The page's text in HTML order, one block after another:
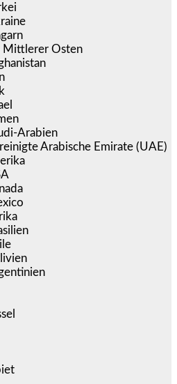
Mittlerer Osten
Arabien
Arabische Emirate (UAE)